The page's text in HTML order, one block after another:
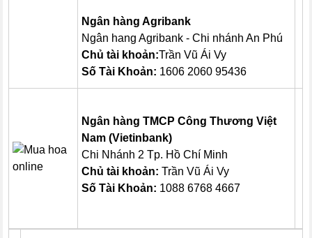
Ngân hàng Agribank
Ngân hang Agribank - Chi nhánh An Phú
Chủ tài khoản:Trần Vũ Ái Vy
Số Tài Khoản: 1606 2060 95436
Ngân hàng TMCP Công Thương Việt
Nam (Vietinbank)
Chi Nhánh 2 Tp. Hồ Chí Minh
Chủ tài khoản: Trần Vũ Ái Vy
Số Tài Khoản: 1088 6768 4667